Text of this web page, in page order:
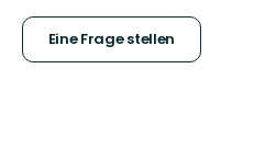
Eine Frage stellen